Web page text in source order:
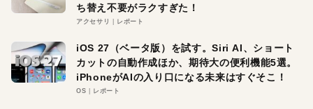
ち替え不要がラクすぎた！
アクセサリ レポート
iOS 27（ベータ版）を試す。Siri AI、ショート
カットの自動作成ほか、期待大の便利機能5選。
iPhoneがAIの入り口になる未来はすぐそこ！
OS レポート